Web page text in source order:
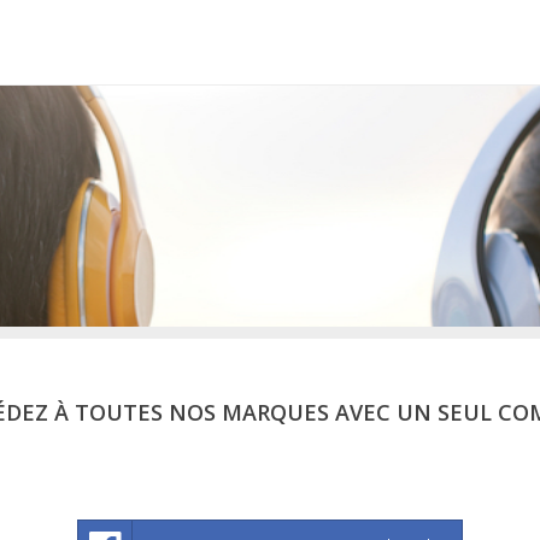
À TOUTES NOS MARQUES AVEC UN SEUL